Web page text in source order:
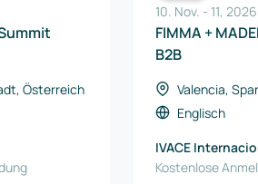
Österreich
GmbH
10. Nov. - 11, 2026
FIMMA +
B2B
Valencia,
Englisch
IVACE
Kostenlose